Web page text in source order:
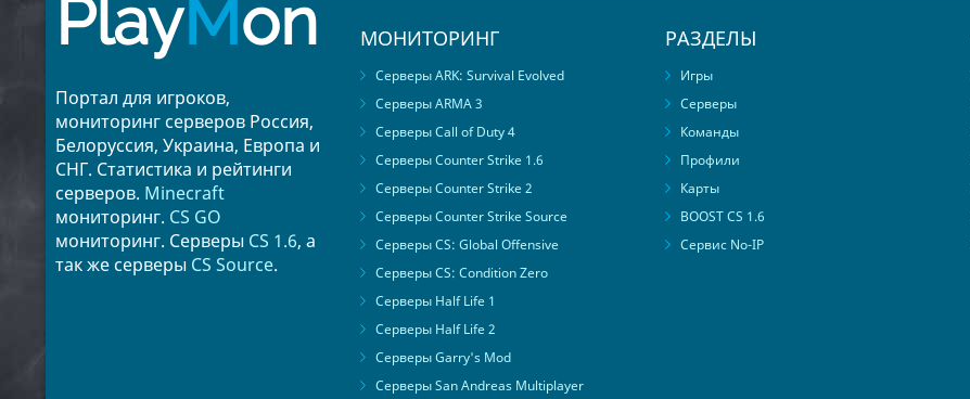
PlayMon
Портал для игроков,
мониторинг серверов Россия,
Белоруссия, Украина, Европа и
СНГ. Статистика и рейтинги
серверов. Minecraft
мониторинг. CS GO
мониторинг. Серверы CS 1.6, а
так же серверы CS Source.
МОНИТОРИНГ
Серверы ARK: Survival Evolved
Серверы ARMA 3
Серверы Call of Duty 4
Серверы Counter Strike 1.6
Серверы Counter Strike 2
Серверы Counter Strike Source
Серверы CS: Global Offensive
Серверы CS: Condition Zero
Серверы Half Life 1
Серверы Half Life 2
Серверы Garry's Mod
Серверы San Andreas Multiplayer
РАЗДЕЛЫ
Игры
Серверы
Команды
Профили
Карты
BOOST CS 1.6
Сервис No-IP